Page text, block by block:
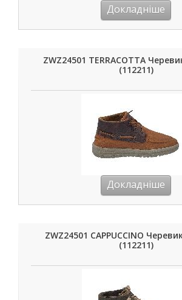
Докладніше
ZWZ24501 TERRACOTTA
(112211)
Докладніше
ZWZ24501 CAPPUCCINO
(112211)